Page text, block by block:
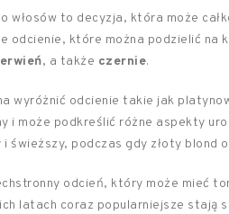
włosów to decyzja, która może
odcienie, które można podzielić na
, a także czernie.
wyróżnić odcienie takie jak
i może podkreślić różne aspekty
i świeższy, podczas gdy złoty blond
odcień, który może mieć
latach coraz popularniejsze stają